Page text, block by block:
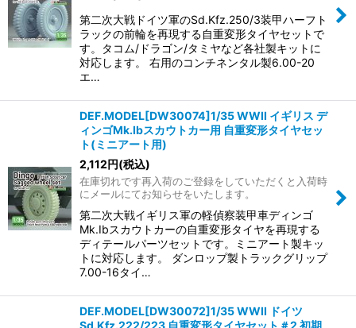
第二次大戦ドイツ軍のSd.Kfz.250/3装甲ハーフト
ラックの前輪を再現する自重変形タイヤセットで
す。タコム/ドラゴン/タミヤなど各社製キットに
対応します。 右用のコンチネンタル製6.00-20
エ…
DEF.MODEL[DW30074]1/35 WWII イギリス デ
ィンゴMk.Ibスカウトカー用 自重変形タイヤセッ
ト(ミニアート用)
2,112円(税込)
在庫切れです再入荷のご登録をしていただくと入荷時
にメールにてお知らせをいたします。
第二次大戦イギリス軍の軽偵察装甲車ディンゴ
Mk.Ibスカウトカーの自重変形タイヤを再現する
ディテールパーツセットです。ミニアート製キッ
トに対応します。 ダンロップ製トラックグリップ
7.00-16タイ…
DEF.MODEL[DW30072]1/35 WWII ドイツ
Sd.Kfz.222/223 自重変形タイヤセット＃2 初期